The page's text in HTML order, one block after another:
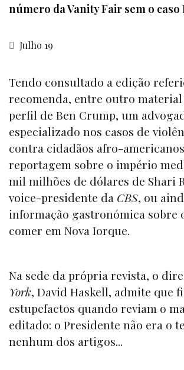
número da Vanity Fair sem o caso
Julho 19
Tendo consultado a edição
recomenda, entre outro
perfil de Ben Crump, um
especializado nos casos de
contra cidadãos afro-
reportagem sobre o império
mil milhões de dólares de Shari
voice-presidente da CBS, ou
informação gastronómica sobre
comer em Nova Iorque.
Na sede da própria revista, o
York, David Haskell, admite que
estupefactos quando reviam o
editado: o Presidente não era o
nenhum dos artigos...